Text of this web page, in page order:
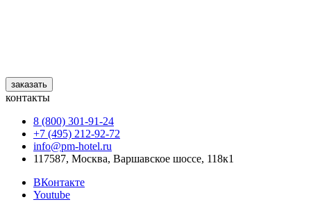
заказать
контакты
8 (800) 301‑91‑24
+7 (495) 212‑92‑72
info@pm-hotel.ru
117587, Москва, Варшавское шоссе, 118к1
ВКонтакте
Youtube